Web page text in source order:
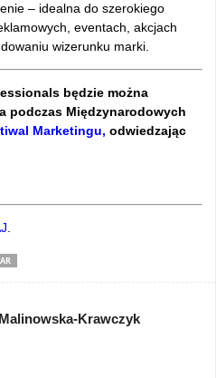
– idealna do szerokiego
eventach, akcjach
wizerunku marki.
będzie można
podczas Międzynarodowych
Marketingu, odwiedzając
Krawczyk